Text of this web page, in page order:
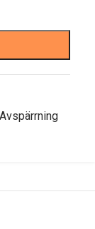
Avspärrning